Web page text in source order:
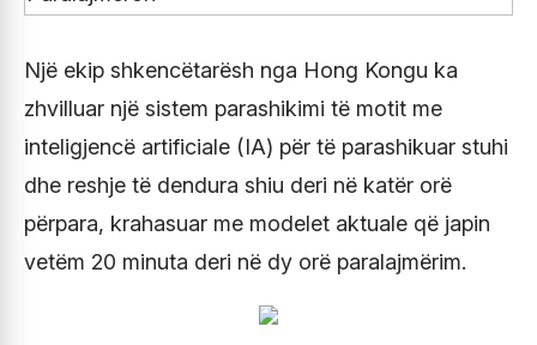
Një ekip shkencëtarësh nga Hong Kongu ka
zhvilluar një sistem parashikimi të motit me
inteligjencë artificiale (IA) për të parashikuar stuhi
dhe reshje të dendura shiu deri në katër orë
përpara, krahasuar me modelet aktuale që japin
vetëm 20 minuta deri në dy orë paralajmërim.